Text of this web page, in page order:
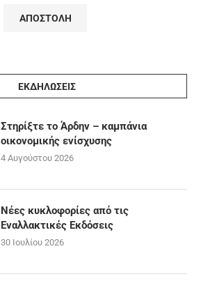
ΕΚΔΗΛΩΣΕΙΣ
Στηρίξτε το Άρδην – καμπάνια
οικονομικής ενίσχυσης
4 Αυγούστου 2026
Νέες κυκλοφορίες από τις
Εναλλακτικές Εκδόσεις
30 Ιουλίου 2026